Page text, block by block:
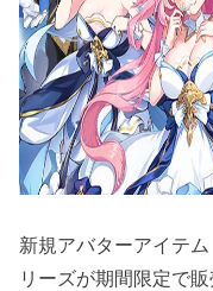
新規アバターアイテ
リーズが期間限定で販